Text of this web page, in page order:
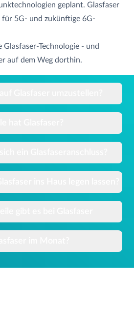
geplant. Glasfaser
für 5G- und zukünftige 6G-
Technologie - und
auf dem Weg dorthin.